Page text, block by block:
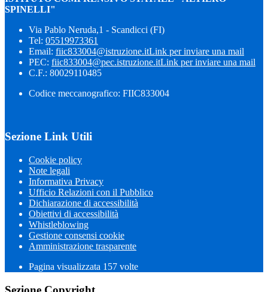
SPINELLI"
Via Pablo Neruda,1 - Scandicci (FI)
Tel: 05519973361
Email: fiic833004@istruzione.itLink per inviare una mail
PEC: fiic833004@pec.istruzione.itLink per inviare una mail
C.F.: 80029110485
Codice meccanografico: FIIC833004
Sezione Link Utili
Cookie policy
Note legali
Informativa Privacy
Ufficio Relazioni con il Pubblico
Dichiarazione di accessibilità
Obiettivi di accessibilità
Whistleblowing
Gestione consensi cookie
Amministrazione trasparente
Pagina visualizzata 157 volte